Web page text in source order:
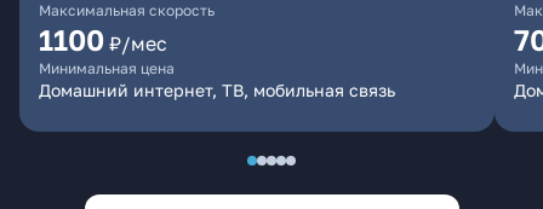
Максимальная скорость
1100 ₽/мес
Минимальная цена
Домашний интернет, ТВ, мобильная связь